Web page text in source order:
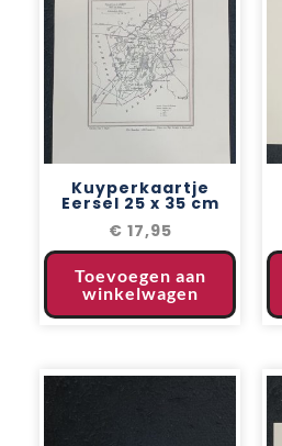
Kuyperkaartje
Eersel 25 x 35 cm
€ 17,95
Toevoegen aan
winkelwagen